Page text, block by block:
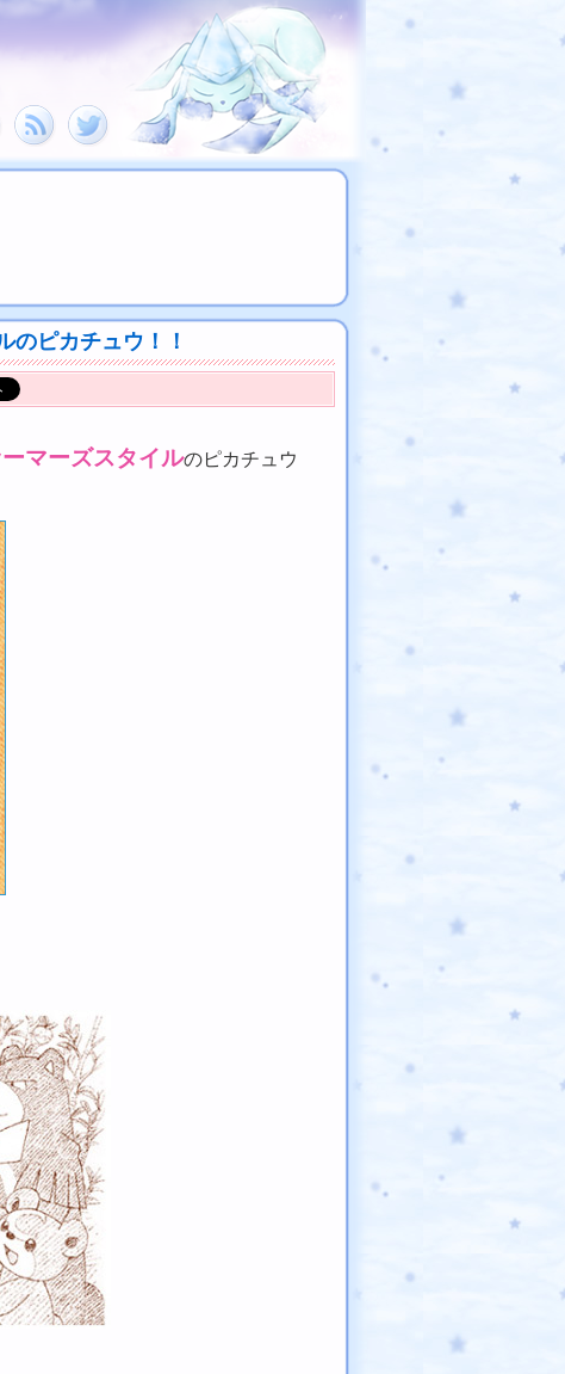
のピカチュウ！！
マーズスタイルのピカチュウ